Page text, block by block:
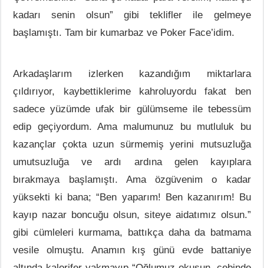
kadarı senin olsun” gibi teklifler ile gelmeye
başlamıştı. Tam bir kumarbaz ve Poker Face’idim.
Arkadaşlarım izlerken kazandığım miktarlara
çıldırıyor, kaybettiklerime kahroluyordu fakat ben
sadece yüzümde ufak bir gülümseme ile tebessüm
edip geçiyordum. Ama malumunuz bu mutluluk bu
kazançlar çokta uzun sürmemiş yerini mutsuzluğa
umutsuzluğa ve ardı ardına gelen kayıplara
bırakmaya başlamıştı. Ama özgüvenim o kadar
yüksekti ki bana; “Ben yaparım! Ben kazanırım! Bu
kayıp nazar boncuğu olsun, siteye aidatımız olsun.”
gibi cümleleri kurmama, battıkça daha da batmama
vesile olmuştu. Anamın kış günü evde battaniye